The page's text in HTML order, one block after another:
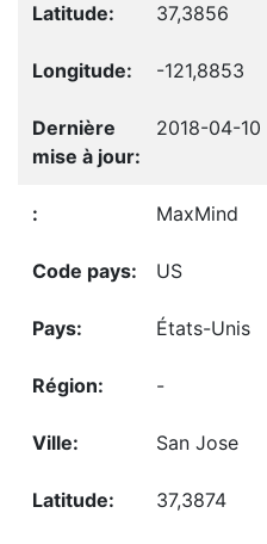
37,3856
-121,8853
2018-04-10
MaxMind
US
États-Unis
-
San Jose
37,3874